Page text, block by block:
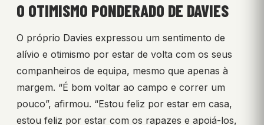
O OTIMISMO PONDERADO DE DAVIES
O próprio Davies expressou um sentimento de
alívio e otimismo por estar de volta com os seus
companheiros de equipa, mesmo que apenas à
margem. “É bom voltar ao campo e correr um
pouco”, afirmou. “Estou feliz por estar em casa,
estou feliz por estar com os rapazes e apoiá-los,